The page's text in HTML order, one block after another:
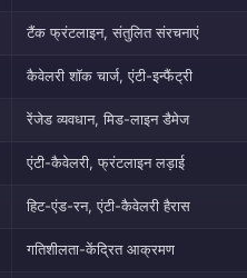
टैंक फ्रंटलाइन, संतुलित संरचनाएं
कैवेलरी शॉक चार्ज, एंटी-इन्फैंट्री
रेंजेड व्यवधान, मिड-लाइन डैमेज
एंटी-कैवेलरी, फ्रंटलाइन लड़ाई
हिट-एंड-रन, एंटी-कैवेलरी हैरास
गतिशीलता-केंद्रित आक्रमण